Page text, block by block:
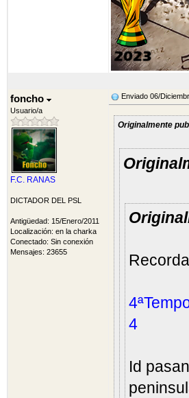
foncho
Usuario/a
F.C. RANAS
DICTADOR DEL PSL
Antigüedad: 15/Enero/2011
Localización: en la charka
Conectado: Sin conexión
Mensajes: 23655
Enviado 06/
Originalmente
4
Id